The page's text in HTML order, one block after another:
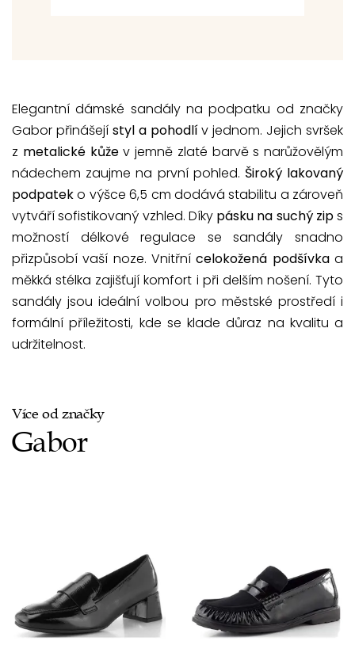
Elegantní dámské sandály na podpatku od značky
Gabor přinášejí styl a pohodlív jednom. Jejich svršek
z metalické kůžev jemně zlaté barvě s narůžovělým
nádechem zaujme na první pohled. Široký lakovaný
podpateko výšce 6,5 cm dodává stabilitu a zároveň
vytváří sofistikovaný vzhled. Díky pásku na suchý zips
možností délkové regulace se sandály snadno
přizpůsobí vaší noze. Vnitřnícelokožená podšívkaa
měkká stélka zajišťují komfort i při delším nošení. Tyto
sandály jsou ideální volbou pro městské prostředí i
formální příležitosti, kde se klade důraz na kvalitu a
udržitelnost.
Více od značky
Gabor